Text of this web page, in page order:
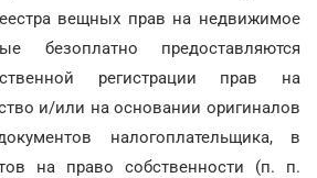
вещных прав на недвижимое
безоплатно предоставляются
регистрации прав на
и/или на основании оригиналов
налогоплательщика, в
на право собственности (п. п.